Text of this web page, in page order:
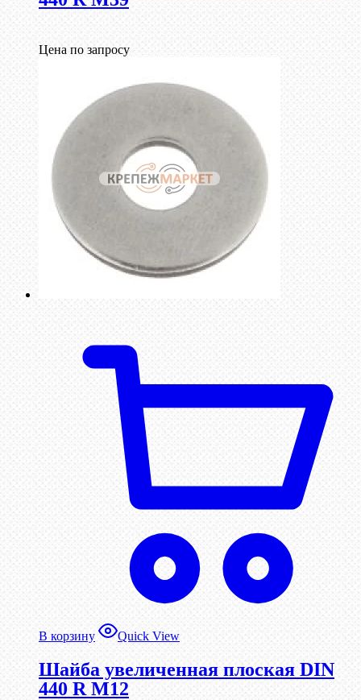
Цена по запросу
В корзину Quick View
Шайба увеличенная плоская DIN
440 R М12